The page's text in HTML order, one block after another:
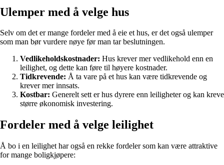
Ulemper med å velge hus
Selv om det er mange fordeler med å eie et hus, er det også ulemper
som man bør vurdere nøye før man tar beslutningen.
Vedlikeholdskostnader: Hus krever mer vedlikehold enn en
leilighet, og dette kan føre til høyere kostnader.
Tidkrevende: Å ta vare på et hus kan være tidkrevende og
krever mer innsats.
Kostbar: Generelt sett er hus dyrere enn leiligheter og kan kreve
større økonomisk investering.
Fordeler med å velge leilighet
Å bo i en leilighet har også en rekke fordeler som kan være attraktive
for mange boligkjøpere: